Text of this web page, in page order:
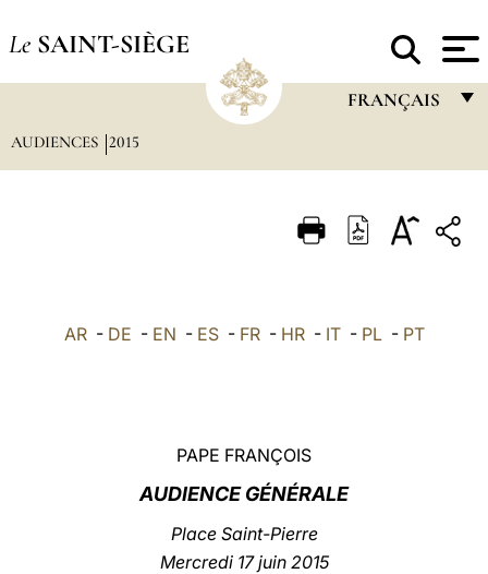
Le SAINT-SIÈGE
FRANÇAIS
ITALIANO
中文
AUDIENCES 2015
AR- DE - EN - ES- FR- HR- IT- PL- PT
PAPE FRANÇOIS
AUDIENCE GÉNÉRALE
Place Saint-Pierre
Mercredi 17 juin 2015